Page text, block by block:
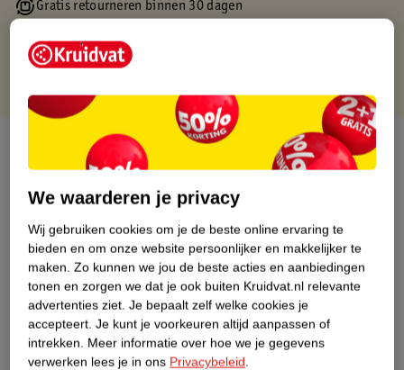
Gratis retourneren binnen 30 dagen
Over dit product
Productinformatie
Etiketinformatie
Nature Impact Score
Dit product heeft (nog) geen Nature
Impact Score.
Meer informatie
We waarderen je privacy
Wij gebruiken cookies om je de beste online ervaring te
bieden en om onze website persoonlijker en makkelijker te
maken. Zo kunnen we jou de beste acties en aanbiedingen
tonen en zorgen we dat je ook buiten Kruidvat.nl relevante
advertenties ziet. Je bepaalt zelf welke cookies je
accepteert. Je kunt je voorkeuren altijd aanpassen of
intrekken. Meer informatie over hoe we je gegevens
verwerken lees je in ons Privacybeleid.